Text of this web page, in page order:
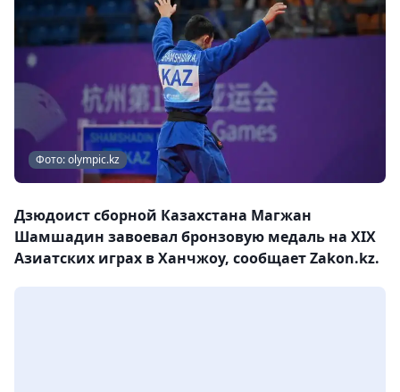
Фото: olympic.kz
Дзюдоист сборной Казахстана Магжан
Шамшадин завоевал бронзовую медаль на ХІХ
Азиатских играх в Ханчжоу, сообщает Zakon.kz.